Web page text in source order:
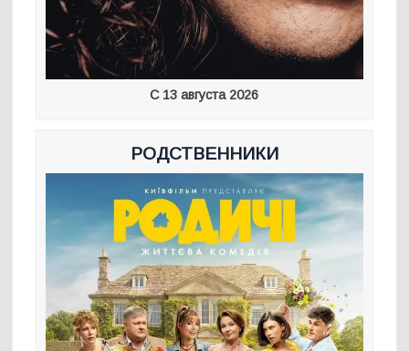
С 13 августа 2026
РОДСТВЕННИКИ